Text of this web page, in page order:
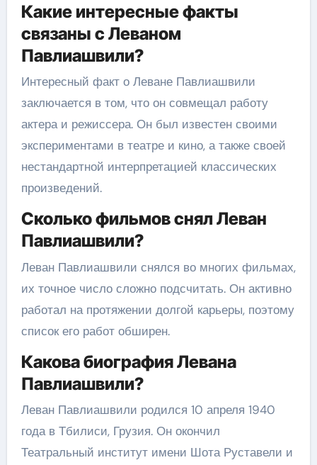
Какие интересные факты
связаны с Леваном
Павлиашвили?
Интересный факт о Леване Павлиашвили
заключается в том, что он совмещал работу
актера и режиссера. Он был известен своими
экспериментами в театре и кино, а также своей
нестандартной интерпретацией классических
произведений.
Сколько фильмов снял Леван
Павлиашвили?
Леван Павлиашвили снялся во многих фильмах,
их точное число сложно подсчитать. Он активно
работал на протяжении долгой карьеры, поэтому
список его работ обширен.
Какова биография Левана
Павлиашвили?
Леван Павлиашвили родился 10 апреля 1940
года в Тбилиси, Грузия. Он окончил
Театральный институт имени Шота Руставели и